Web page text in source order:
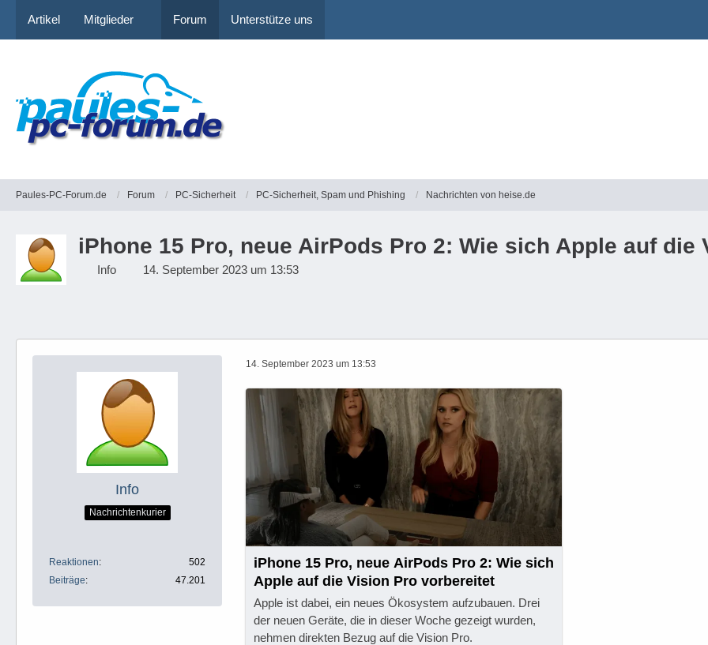
Artikel Mitglieder Forum Unterstütze uns
Paules-PC-Forum.de Forum PC-Sicherheit PC-Sicherheit, Spam und Phishing Nachrichten von heise.de
iPhone 15 Pro, neue AirPods Pro 2: Wie sich Apple auf
Info 14. September 2023 um 13:53
Info
Nachrichtenkurier
Reaktionen
502
Beiträge
47.201
14. September 2023 um 13:53
iPhone 15 Pro, neue AirPods Pro 2: Wie sich
Apple auf die Vision Pro vorbereitet
Apple ist dabei, ein neues Ökosystem aufzubauen. Drei
der neuen Geräte, die in dieser Woche gezeigt wurden,
nehmen direkten Bezug auf die Vision Pro.